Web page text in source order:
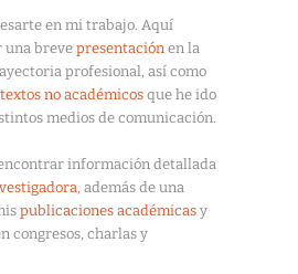
en mi trabajo. Aquí
una breve presentación en la
profesional, así como
textos no académicos que he ido
medios de comunicación.
información detallada
, además de una
publicaciones académicas y
congresos, charlas y